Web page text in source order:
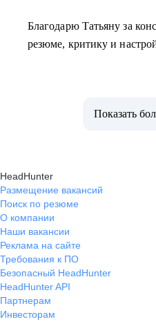
Благодарю Татьяну за
резюме, критику и
Показать
HeadHunter
Размещение вакансий
Поиск по резюме
О компании
Наши вакансии
Реклама на сайте
Требования к ПО
Безопасный HeadHunter
HeadHunter API
Партнерам
Инвесторам